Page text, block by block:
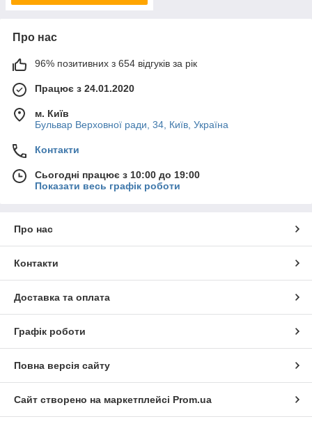
Про нас
96% позитивних з 654 відгуків за рік
Працює з 24.01.2020
м. Київ
Бульвар Верховної ради, 34, Київ, Україна
Контакти
Сьогодні працює з 10:00 до 19:00
Показати весь графік роботи
Про нас
Контакти
Доставка та оплата
Графік роботи
Повна версія сайту
Сайт створено на маркетплейсі Prom.ua